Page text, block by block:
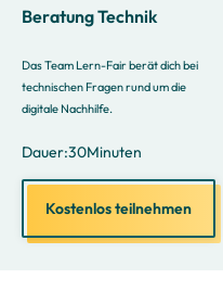
Beratung Technik
Das Team Lern-Fair berät dich bei
technischen Fragen rund um die
digitale Nachhilfe.
Dauer:30Minuten
Kostenlos teilnehmen